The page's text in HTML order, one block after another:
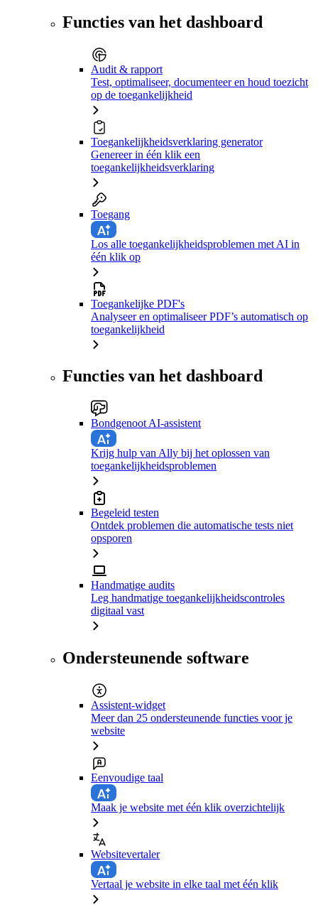
Functies van het dashboard
Audit & rapport
Test, optimaliseer, documenteer en houd toezicht
op de toegankelijkheid
Toegankelijkheidsverklaring generator
Genereer in één klik een
toegankelijkheidsverklaring
Toegang
Los alle toegankelijkheidsproblemen met AI in
één klik op
Toegankelijke PDF's
Analyseer en optimaliseer PDF’s automatisch op
toegankelijkheid
Functies van het dashboard
Bondgenoot AI-assistent
Krijg hulp van Ally bij het oplossen van
toegankelijkheidsproblemen
Begeleid testen
Ontdek problemen die automatische tests niet
opsporen
Handmatige audits
Leg handmatige toegankelijkheidscontroles
digitaal vast
Ondersteunende software
Assistent-widget
Meer dan 25 ondersteunende functies voor je
website
Eenvoudige taal
Maak je website met één klik overzichtelijk
Websitevertaler
Vertaal je website in elke taal met één klik